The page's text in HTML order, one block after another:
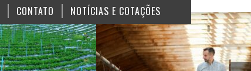
CONTATO NOTÍCIAS E COTAÇÕES